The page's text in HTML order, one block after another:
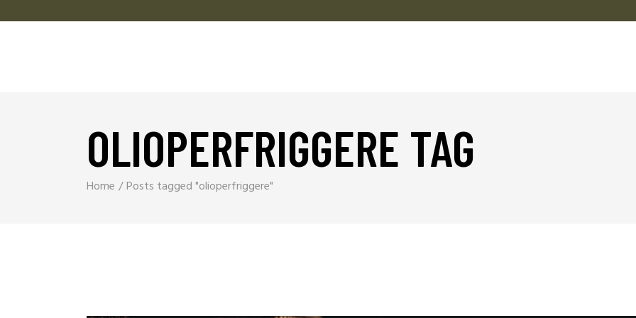
OLIOPERFRIGGERE TAG
Home Posts tagged "olioperfriggere"